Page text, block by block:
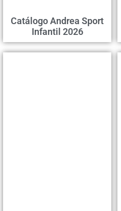
Catálogo Andrea Sport
Infantil 2026